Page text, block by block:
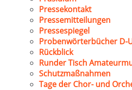
Pressekontakt
Pressemitteilungen
Pressespiegel
Probenwörterbücher D-
Rückblick
Runder Tisch
Schutzmaßnahmen
Tage der Chor- und